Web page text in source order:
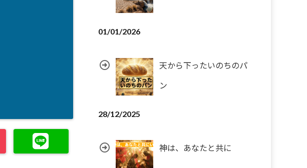
01/01/2026
天から下ったいのちのパ
ン
28/12/2025
神は、あなたと共に